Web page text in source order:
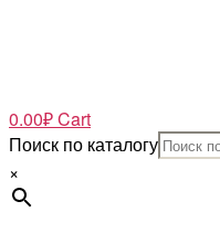
0.00₽Cart
Поиск по каталогу
×